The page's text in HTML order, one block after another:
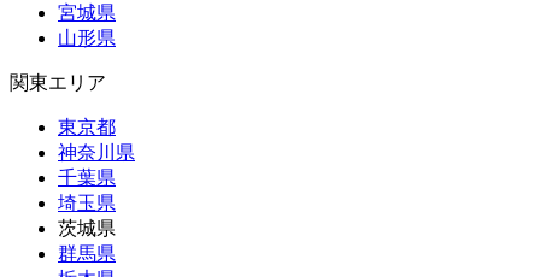
宮城県
山形県
関東エリア
東京都
神奈川県
千葉県
埼玉県
茨城県
群馬県